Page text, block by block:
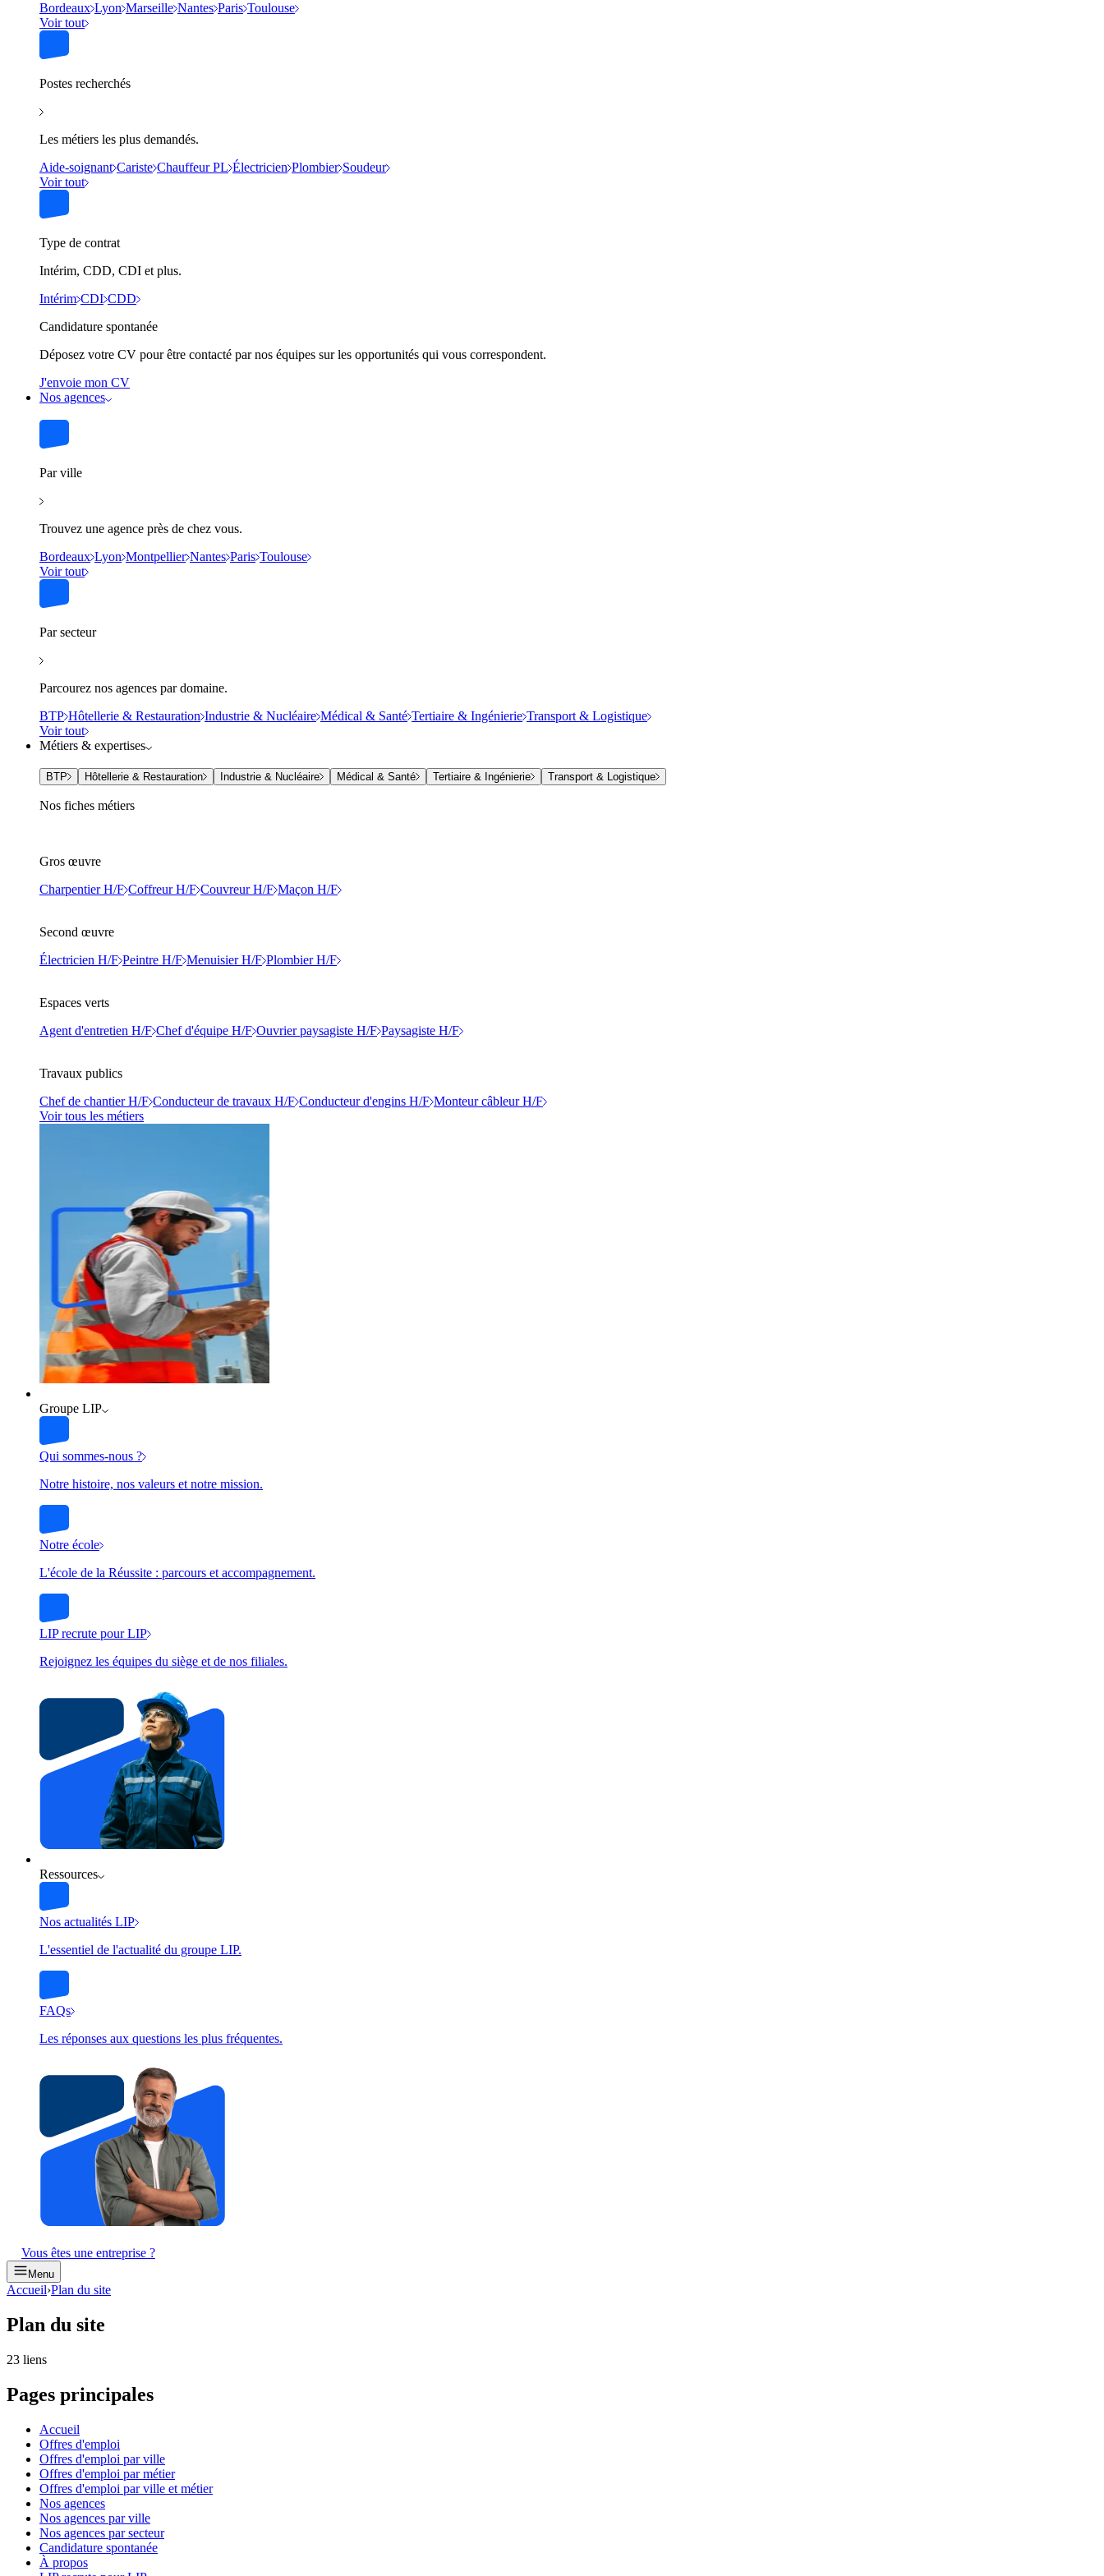
Bordeaux Lyon Marseille Nantes Paris Toulouse
Voir tout
Postes recherchés
Les métiers les plus demandés.
Aide-soignant Cariste Chauffeur PL Électricien Plombier Soudeur
Voir tout
Type de contrat
Intérim, CDD, CDI et plus.
Intérim CDI CDD
Candidature spontanée
Déposez votre CV pour être contacté par nos équipes sur les opportunités qui vous correspondent.
J'envoie mon CV
Nos agences
Par ville
Trouvez une agence près de chez vous.
Bordeaux Lyon Montpellier Nantes Paris Toulouse
Voir tout
Par secteur
Parcourez nos agences par domaine.
BTP Hôtellerie & Restauration Industrie & Nucléaire Médical & Santé Tertiaire & Ingénierie Transport & Logistique
Voir tout
Métiers & expertises
BTP Hôtellerie & Restauration Industrie & Nucléaire Médical & Santé Tertiaire & Ingénierie Transport & Logistique
Nos fiches métiers
Gros œuvre
Charpentier H/F Coffreur H/F Couvreur H/F Maçon H/F
Second œuvre
Électricien H/F Peintre H/F Menuisier H/F Plombier H/F
Espaces verts
Agent d'entretien H/F Chef d'équipe H/F Ouvrier paysagiste H/F Paysagiste H/F
Travaux publics
Chef de chantier H/F Conducteur de travaux H/F Conducteur d'engins H/F Monteur câbleur H/F
Voir tous les métiers
Groupe LIP
Qui sommes-nous ?
Notre histoire, nos valeurs et notre mission.
Notre école
L'école de la Réussite : parcours et accompagnement.
LIP recrute pour LIP
Rejoignez les équipes du siège et de nos filiales.
Ressources
Nos actualités LIP
L'essentiel de l'actualité du groupe LIP.
FAQs
Les réponses aux questions les plus fréquentes.
Vous êtes une entreprise ?
Menu
Accueil›Plan du site
Plan du site
23 liens
Pages principales
Accueil
Offres d'emploi
Offres d'emploi par ville
Offres d'emploi par métier
Offres d'emploi par ville et métier
Nos agences
Nos agences par ville
Nos agences par secteur
Candidature spontanée
À propos